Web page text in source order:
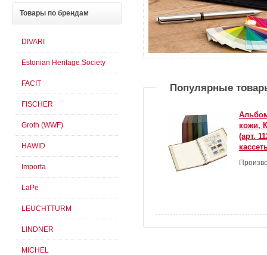
Популярные
кожи,
(арт.
Товары по брендам
DIVARI
Estonian Heritage Society
FACIT
FISCHER
Groth (WWF)
HAWID
Importa
LaPe
LEUCHTTURM
LINDNER
MICHEL